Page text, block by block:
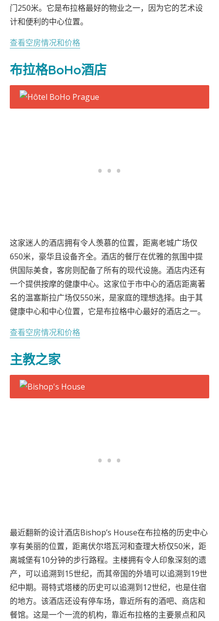
门250米。它是布拉格最好的物业之一，因为它的艺术设
计和便利的中心位置。
查看空房情况和价格
布拉格BoHo酒店
这家迷人的酒店拥有令人羡慕的位置，距离老城广场仅
650米，豪华且设备齐全。酒店的餐厅在优雅的氛围中提
供国际美食，客房则配备了所有的现代设施。酒店内还有
一个提供按摩的健康中心。这家位于市中心的酒店距离著
名的温塞斯拉广场仅550米，是家庭的理想选择。由于其
健康中心和中心位置，它是布拉格中心最好的酒店之一。
查看空房情况和价格
主教之家
最近翻新的设计酒店Bishop’s House在布拉格的历史中心
享有美丽的位置，距离伏尔塔瓦河和查理大桥仅50米，距
离城堡有10分钟的步行路程。主楼拥有令人印象深刻的遗
产，可以追溯到15世纪，而其帝国的外墙可以追溯到19世
纪中期。哥特式塔楼的历史可以追溯到12世纪，也是住宿
的地方。该酒店还设有停车场，靠近所有的酒吧、商店和
餐馆。这是一个一流的机构，靠近布拉格的主要景点和风